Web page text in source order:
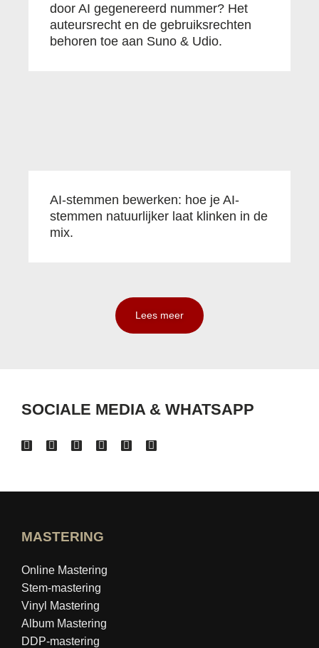
door AI gegenereerd nummer? Het
auteursrecht en de gebruiksrechten
behoren toe aan Suno & Udio.
AI-stemmen bewerken: hoe je AI-
stemmen natuurlijker laat klinken in de
mix.
Lees meer
SOCIALE MEDIA & WHATSAPP
MASTERING
Online Mastering
Stem-mastering
Vinyl Mastering
Album Mastering
DDP-mastering